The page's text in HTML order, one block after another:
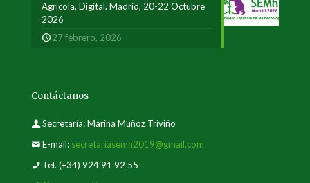
Agrícola, Digital. Madrid, 20-22 Octubre
2026
27 febrero, 2026
Contáctanos
Secretaría: Marina Muñoz Triviño
E-mail: secretariasemh2019@gmail.com
Tel. (+34) 924 91 92 55